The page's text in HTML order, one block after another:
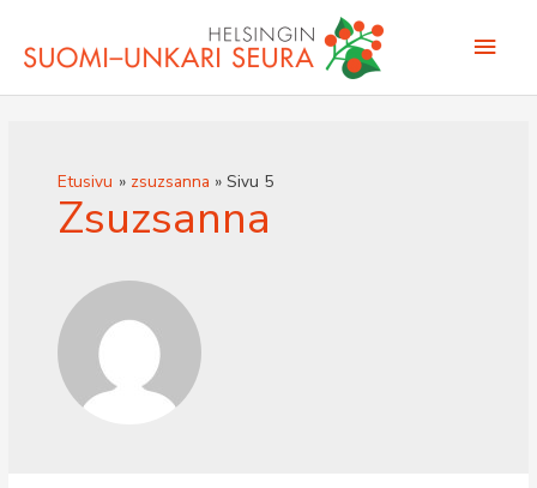
sisältöön
Etusivu zsuzsanna Sivu 5
Zsuzsanna